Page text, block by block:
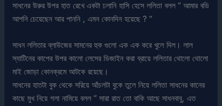
সাধনের উরুর উপর হাত রেখে একটা ঢলানি হাসি হেসে ললিতা বলল ” আমার বডি
আপনি চেয়েছেন আর পাননি , এমন কোনদিন হয়েছে ? “
সাধন ললিতার ব্লাউজের সামনের হুক গুলো এক এক করে খুলে দিল। লাল
স্যাটিনের কাপের উপর কালো লেসের ডিজাইন করা ব্রায়ে ললিতার থোলো থোলো
মাই জোড়া কোনক্রমে আটকে রয়েছে।
সাধনের হাতটা বুক থেকে সরিয়ে আঁচলটা বুকে তুলে নিয়ে ললিতা সাধনের কানের
কাছে মুখ নিয়ে গলা নামিয়ে বলল ” সারা রাত তো বাকি আছে সাধনবাবু, এত